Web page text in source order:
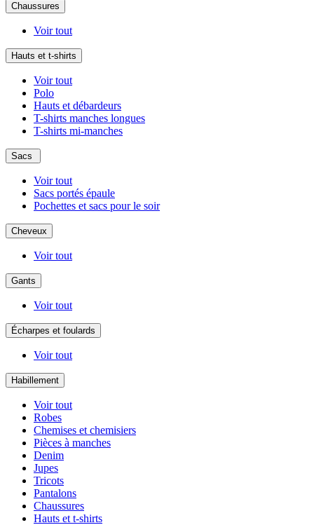
Chaussures
Voir tout
Hauts et t-shirts
Voir tout
Polo
Hauts et débardeurs
T-shirts manches longues
T-shirts mi-manches
Sacs
Voir tout
Sacs portés épaule
Pochettes et sacs pour le soir
Cheveux
Voir tout
Gants
Voir tout
Écharpes et foulards
Voir tout
Habillement
Voir tout
Robes
Chemises et chemisiers
Pièces à manches
Denim
Jupes
Tricots
Pantalons
Chaussures
Hauts et t-shirts